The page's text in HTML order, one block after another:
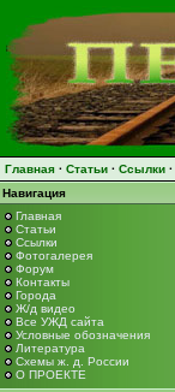
Главная · Статьи · Ссылки ·
Навигация
Главная
Статьи
Ссылки
Фотогалерея
Форум
Контакты
Города
Ж/д видео
Все УЖД сайта
Условные обозначения
Литература
Схемы ж. д. России
О ПРОЕКТЕ